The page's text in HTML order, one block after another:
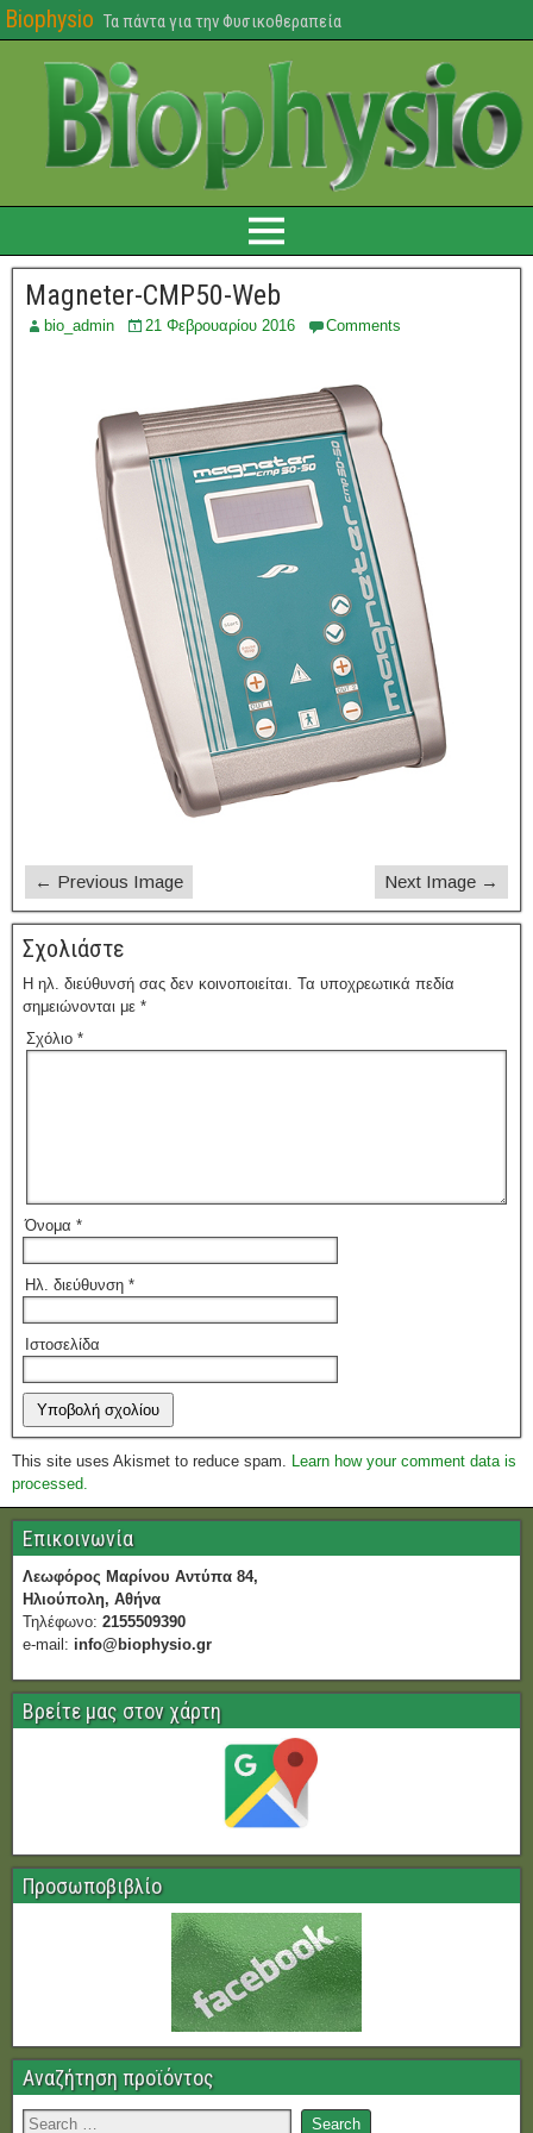
Biophysio Τα πάντα για την Φυσικοθεραπεία
Magneter-CMP50-Web
bio_admin 21 Φεβρουαρίου 2016 Comments
← Previous Image Next Image →
Σχολιάστε
Η ηλ. διεύθυνσή σας δεν κοινοποιείται. Τα υποχρεωτικά πεδία
σημειώνονται με *
Σχόλιο *
Όνομα *
Ηλ. διεύθυνση *
Ιστοσελίδα
This site uses Akismet to reduce spam. Learn how your comment data is
processed.
Επικοινωνία
Λεωφόρος Μαρίνου Αντύπα 84,
Ηλιούπολη, Αθήνα
Τηλέφωνο: 2155509390
e-mail: info@biophysio.gr
Βρείτε μας στον χάρτη
Προσωποβιβλίο
Αναζήτηση προϊόντος